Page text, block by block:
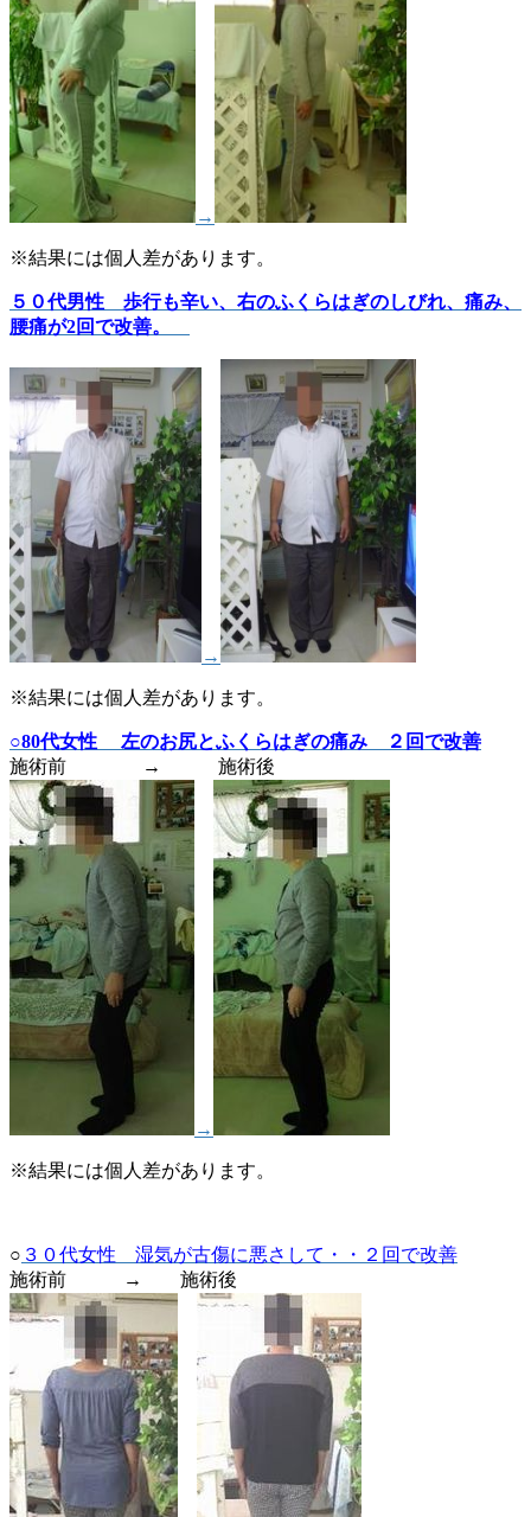
→
※結果には個人差があります。
５０代男性 歩行も辛い、右のふくらはぎのしびれ、痛み、
腰痛が2回で改善。
→
※結果には個人差があります。
○80代女性 左のお尻とふくらはぎの痛み ２回で改善
施術前 → 施術後
→
※結果には個人差があります。
○ ３０代女性 湿気が古傷に悪さして・・２回で改善
施術前 → 施術後